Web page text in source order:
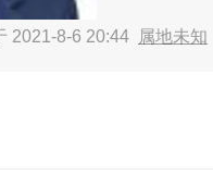
2021-8-6 20:44 属地未知